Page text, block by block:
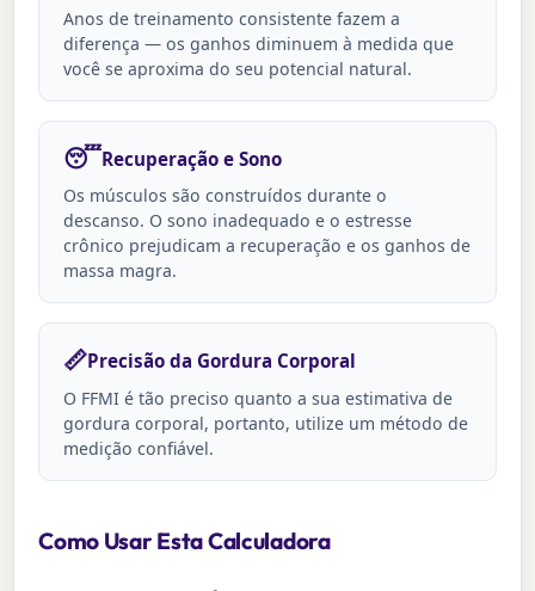
Anos de treinamento consistente fazem a
diferença — os ganhos diminuem à medida que
você se aproxima do seu potencial natural.
😴Recuperação e Sono
Os músculos são construídos durante o
descanso. O sono inadequado e o estresse
crônico prejudicam a recuperação e os ganhos de
massa magra.
📏Precisão da Gordura Corporal
O FFMI é tão preciso quanto a sua estimativa de
gordura corporal, portanto, utilize um método de
medição confiável.
Como Usar Esta Calculadora